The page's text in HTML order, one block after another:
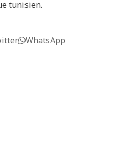
tunisien.
WhatsApp